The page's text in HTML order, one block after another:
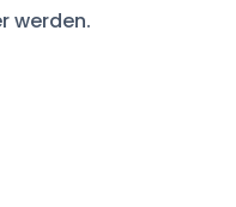
werden.